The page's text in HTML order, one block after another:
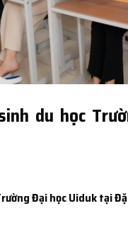
du học
Đại học Uiduk tại